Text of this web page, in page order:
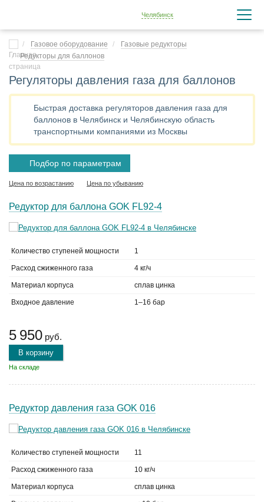
Челябинск
Газовое оборудование
Газовые редукторы
Редукторы для баллонов
Регуляторы давления газа для баллонов
Быстрая доставка регуляторов давления газа для
баллонов в Челябинск и Челябинскую область
транспортными компаниями из Москвы
Подбор по параметрам
Цена по возрастанию Цена по убыванию
Редуктор для баллона GOK FL92-4
Количество ступеней мощности 1
Расход сжиженного газа 4 кг/ч
Материал корпуса сплав цинка
Входное давление 1–16 бар
5 950 руб.
В корзину
На складе
Редуктор давления газа GOK 016
Количество ступеней мощности 11
Расход сжиженного газа 10 кг/ч
Материал корпуса сплав цинка